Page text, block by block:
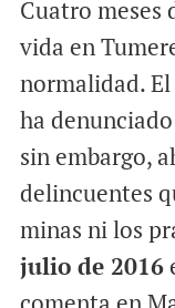
Cuatro meses
vida en
normalidad.
ha
sin embargo,
delincuentes
minas ni los
julio de 2016